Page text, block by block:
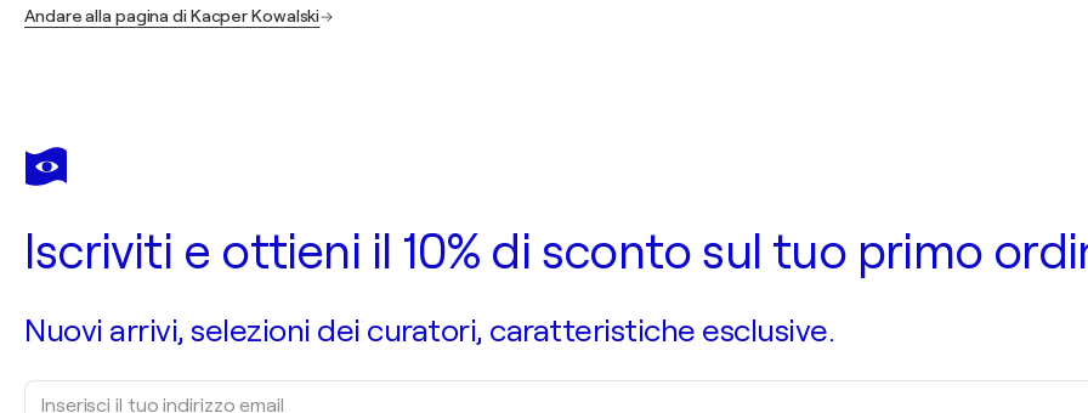
Andare alla pagina di Kacper Kowalski
Iscriviti e ottieni il 10% di sconto sul tuo primo
Nuovi arrivi, selezioni dei curatori, caratteristiche esclusive.